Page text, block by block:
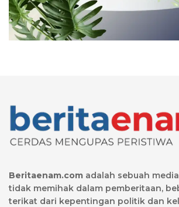
Beritaenam.com adalah sebuah
tidak memihak dalam pemberitaan,
terikat dari kepentingan politik dan